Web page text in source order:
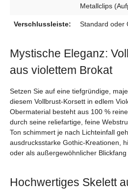
Metallclips
Verschlussleiste: Standard oder
Mystische Eleganz:
aus violettem Brokat
Setzen Sie auf eine tiefgründige,
diesem Vollbrust-Korsett in edlem
Obermaterial besteht aus 100 %
durch seine reliefartige, feine
Ton schimmert je nach Lichteinfall
ausdrucksstarke Gothic-Kreationen,
oder als außergewöhnlicher Blickfang
Hochwertiges Skelett